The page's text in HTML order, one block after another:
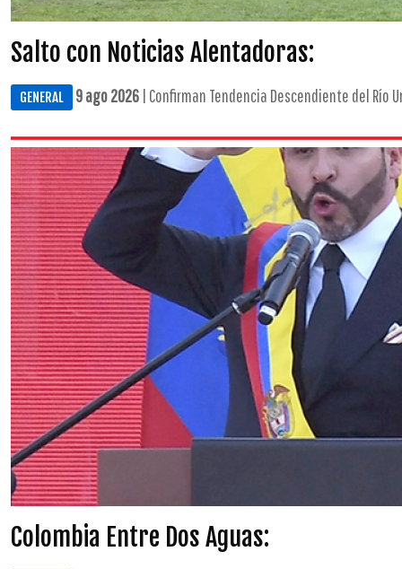
Salto con Noticias Alentadoras:
GENERAL 9 ago 2026 | Confirman Tendencia Descendiente del Río
Colombia Entre Dos Aguas: